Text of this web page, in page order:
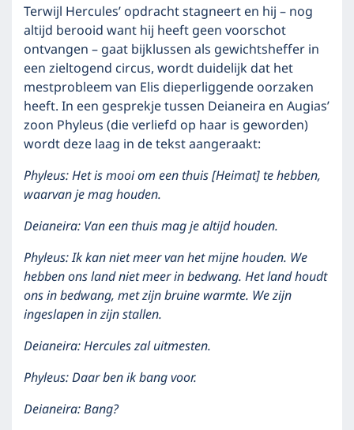
Terwijl Hercules’ opdracht stagneert en hij – nog
altijd berooid want hij heeft geen voorschot
ontvangen – gaat bijklussen als gewichtsheffer in
een zieltogend circus, wordt duidelijk dat het
mestprobleem van Elis dieperliggende oorzaken
heeft. In een gesprekje tussen Deianeira en Augias’
zoon Phyleus (die verliefd op haar is geworden)
wordt deze laag in de tekst aangeraakt:
Phyleus: Het is mooi om een thuis [Heimat] te hebben,
waarvan je mag houden.
Deianeira: Van een thuis mag je altijd houden.
Phyleus: Ik kan niet meer van het mijne houden. We
hebben ons land niet meer in bedwang. Het land houdt
ons in bedwang, met zijn bruine warmte. We zijn
ingeslapen in zijn stallen.
Deianeira: Hercules zal uitmesten.
Phyleus: Daar ben ik bang voor.
Deianeira: Bang?